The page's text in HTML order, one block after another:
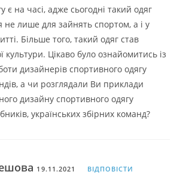
є на часі, адже сьогодні такий одяг
не лише для зайнять спортом, а і у
Більше того, такий одяг став
культури. Цікаво було ознайомитись із
дизайнерів спортивного одягу
а чи розглядали Ви приклади
дизайну спортивного одягу
українських збірних команд?
19.11.2021 ВІДПОВІСТИ